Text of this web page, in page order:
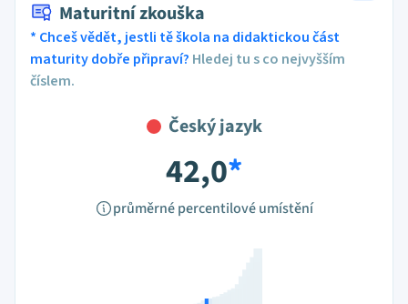
Maturitní zkouška
* Chceš vědět, jestli tě škola na didaktickou část
maturity dobře připraví? Hledej tu s co nejvyšším
číslem.
Český jazyk
42,0*
průměrné percentilové umístění